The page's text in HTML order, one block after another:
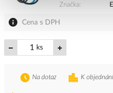
Značka
Cena s DPH
ks
K objednání
Na dotaz